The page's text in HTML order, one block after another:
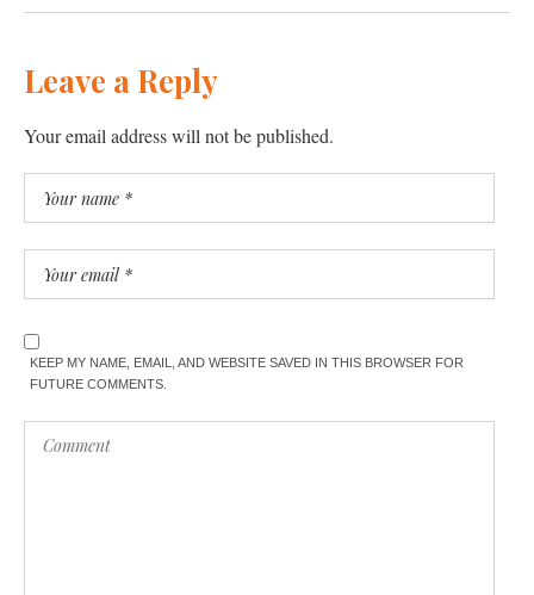
Leave a Reply
Your email address will not be published.
KEEP MY NAME, EMAIL, AND WEBSITE SAVED IN THIS BROWSER FOR
FUTURE COMMENTS.